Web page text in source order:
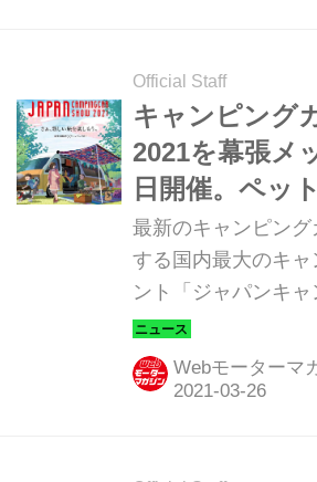
Official Staff
キャンピング
2021を幕張メ
日開催。ペッ
アウトドアイ
最新のキャンピン
する国内最大のキ
ント「ジャパンキ
ー2021」が、2021
日（日）の3日間、
セ国際展示場4・5・
Webモーターマ